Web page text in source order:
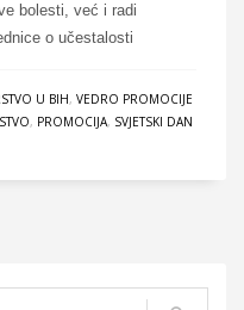
bolesti, već i radi
o učestalosti
U BIH, VEDRO PROMOCIJE
, PROMOCIJA, SVJETSKI DAN